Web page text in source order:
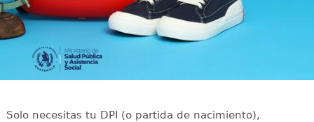
Solo necesitas tu DPI (o partida de nacimiento),